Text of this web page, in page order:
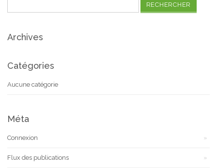
Archives
Catégories
Aucune catégorie
Méta
Connexion
Flux des publications